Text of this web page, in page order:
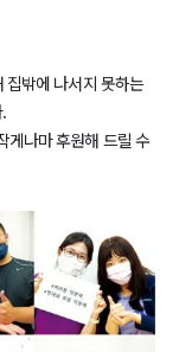
집밖에 나서지 못하는
게나마 후원해 드릴 수